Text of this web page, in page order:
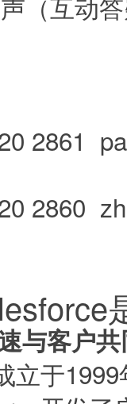
2861
2860
与客户
立于